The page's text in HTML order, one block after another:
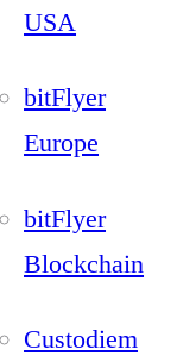
USA
bitFlyer
Europe
bitFlyer
Blockchain
Custodiem